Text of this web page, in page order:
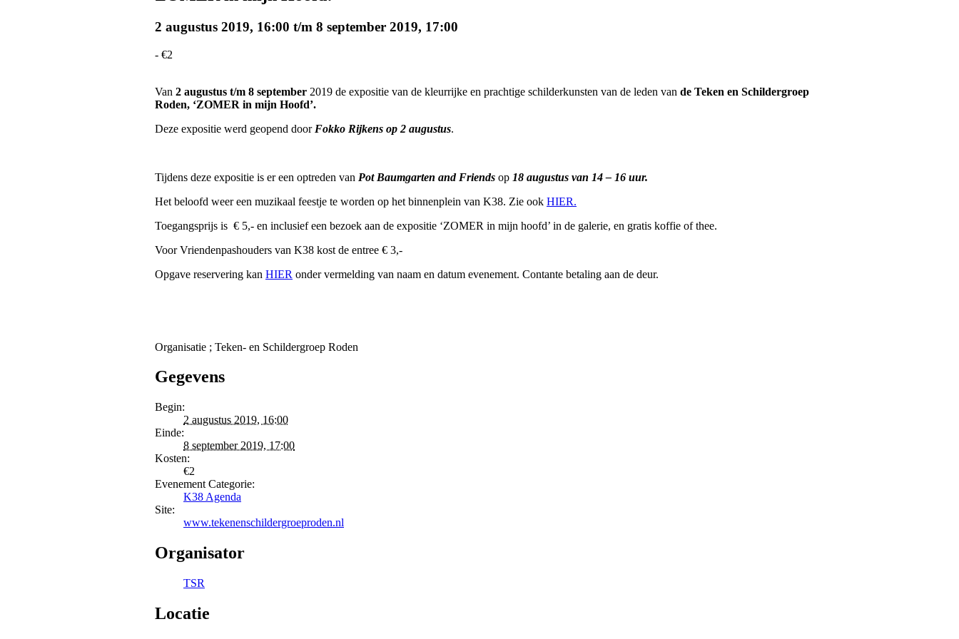
2 augustus 2019, 16:00 t/m 8 september 2019, 17:00
- €2
Van 2 augustus t/m 8 september 2019 de expositie van de kleurrijke en prachtige schilderkunsten van de leden van de Teken en Schildergroep
Roden, ‘ZOMER in mijn Hoofd’.
Deze expositie werd geopend door Fokko Rijkens op 2 augustus.
Tijdens deze expositie is er een optreden van Pot Baumgarten and Friends op 18 augustus van 14 – 16 uur.
Het beloofd weer een muzikaal feestje te worden op het binnenplein van K38. Zie ook HIER.
Toegangsprijs is € 5,- en inclusief een bezoek aan de expositie ‘ZOMER in mijn hoofd’ in de galerie, en gratis koffie of thee.
Voor Vriendenpashouders van K38 kost de entree € 3,-
Opgave reservering kan HIER onder vermelding van naam en datum evenement. Contante betaling aan de deur.
Organisatie ; Teken- en Schildergroep Roden
Gegevens
Begin:
2 augustus 2019, 16:00
Einde:
8 september 2019, 17:00
Kosten:
€2
Evenement Categorie:
K38 Agenda
Site:
www.tekenenschildergroeproden.nl
Organisator
TSR
Locatie